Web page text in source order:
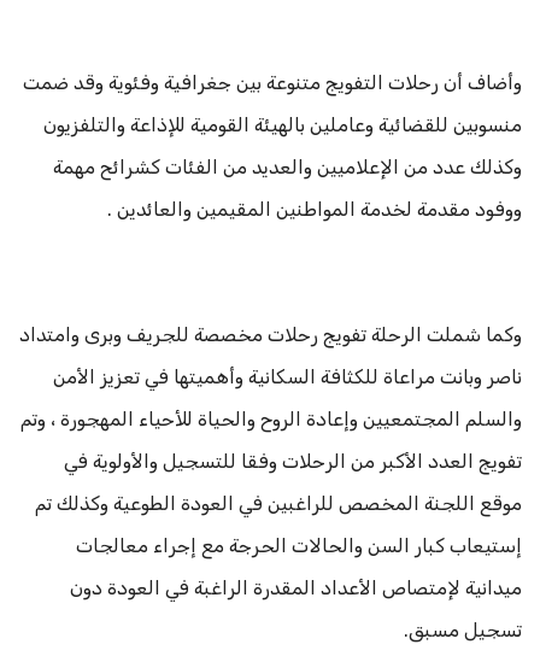
وأضاف أن رحلات التفويج متنوعة بين جغرافية وفئوية وقد ضمت
منسوبين للقضائية وعاملين بالهيئة القومية للإذاعة والتلفزيون
وكذلك عدد من الإعلاميين والعديد من الفئات كشرائح مهمة
ووفود مقدمة لخدمة المواطنين المقيمين والعائدين .
وكما شملت الرحلة تفويج رحلات مخصصة للجريف وبرى وامتداد
ناصر وبانت مراعاة للكثافة السكانية وأهميتها في تعزيز الأمن
والسلم المجتمعيين وإعادة الروح والحياة للأحياء المهجورة ، وتم
تفويج العدد الأكبر من الرحلات وفقا للتسجيل والأولوية في
موقع اللجنة المخصص للراغبين في العودة الطوعية وكذلك تم
إستيعاب كبار السن والحالات الحرجة مع إجراء معالجات
ميدانية لإمتصاص الأعداد المقدرة الراغبة في العودة دون
تسجيل مسبق.